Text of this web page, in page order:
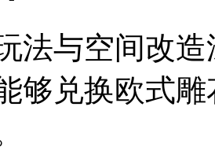
法与空间改
够兑换欧式